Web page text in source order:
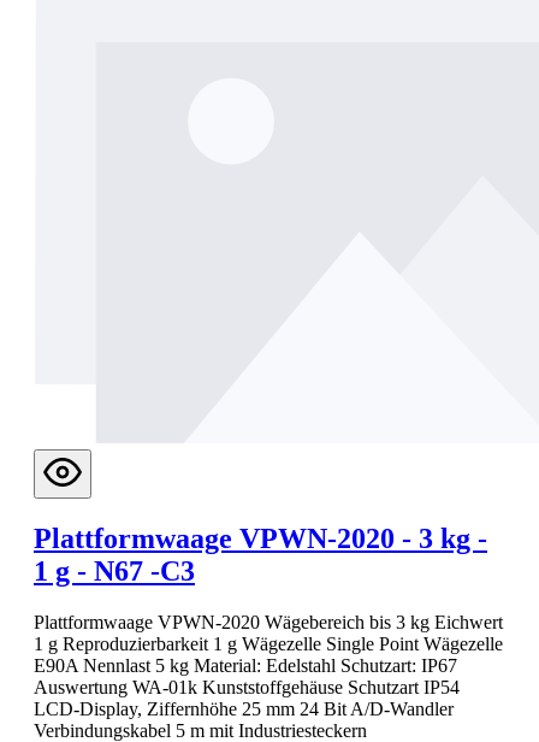
Plattformwaage VPWN-2020 - 3 kg -
1 g - N67 -C3
Plattformwaage VPWN-2020 Wägebereich bis 3 kg Eichwert
1 g Reproduzierbarkeit 1 g Wägezelle Single Point Wägezelle
E90A Nennlast 5 kg Material: Edelstahl Schutzart: IP67
Auswertung WA-01k Kunststoffgehäuse Schutzart IP54
LCD-Display, Ziffernhöhe 25 mm 24 Bit A/D-Wandler
Verbindungskabel 5 m mit Industriesteckern